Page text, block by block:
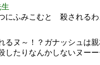
にふみこむと 殺されるわ
るヌ～！？ガナッシュは親
したりなんかしないヌーー